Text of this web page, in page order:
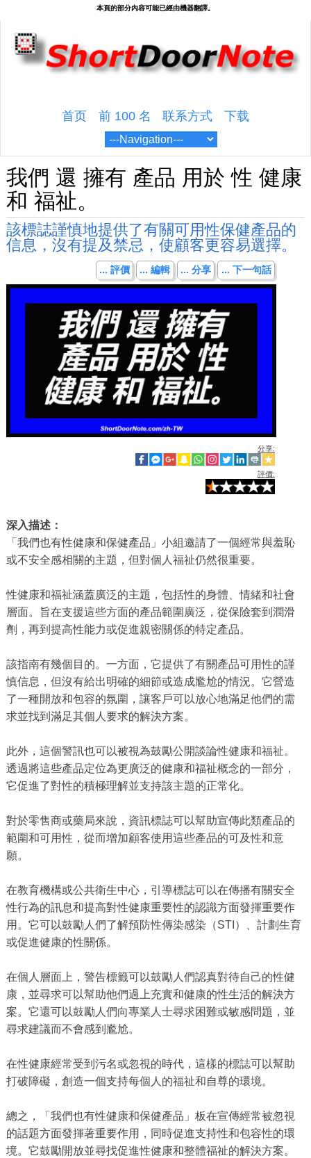
首页 前 100 名 联系方式 下载
我們 還 擁有 產品 用於 性 健康
和 福祉。
該標誌謹慎地提供了有關可用性保健產品的
信息，沒有提及禁忌，使顧客更容易選擇。
... 評價 ... 編輯 ... 分享 ... 下一句話
分享:
評價:
深入描述：
「我們也有性健康和保健產品」小組邀請了一個經常與羞恥
或不安全感相關的主題，但對個人福祉仍然很重要。
性健康和福祉涵蓋廣泛的主題，包括性的身體、情緒和社會
層面。旨在支援這些方面的產品範圍廣泛，從保險套到潤滑
劑，再到提高性能力或促進親密關係的特定產品。
該指南有幾個目的。一方面，它提供了有關產品可用性的謹
慎信息，但沒有給出明確的細節或造成尷尬的情況。它營造
了一種開放和包容的氛圍，讓客戶可以放心地滿足他們的需
求並找到滿足其個人要求的解決方案。
此外，這個警訊也可以被視為鼓勵公開談論性健康和福祉。
透過將這些產品定位為更廣泛的健康和福祉概念的一部分，
它促進了對性的積極理解並支持該主題的正常化。
對於零售商或藥局來說，資訊標誌可以幫助宣傳此類產品的
範圍和可用性，從而增加顧客使用這些產品的可及性和意
願。
在教育機構或公共衛生中心，引導標誌可以在傳播有關安全
性行為的訊息和提高對性健康重要性的認識方面發揮重要作
用。它可以鼓勵人們了解預防性傳染感染（STI）、計劃生育
或促進健康的性關係。
在個人層面上，警告標籤可以鼓勵人們認真對待自己的性健
康，並尋求可以幫助他們過上充實和健康的性生活的解決方
案。它還可以鼓勵人們向專業人士尋求困難或敏感問題，並
尋求建議而不會感到尷尬。
在性健康經常受到污名或忽視的時代，這樣的標誌可以幫助
打破障礙，創造一個支持每個人的福祉和自尊的環境。
總之，「我們也有性健康和保健產品」板在​​宣傳經常被忽視
的話題方面發揮著重要作用，同時促進支持性和包容性的環
境。它鼓勵開放並尋找促進性健康和整體福祉的解決方案。